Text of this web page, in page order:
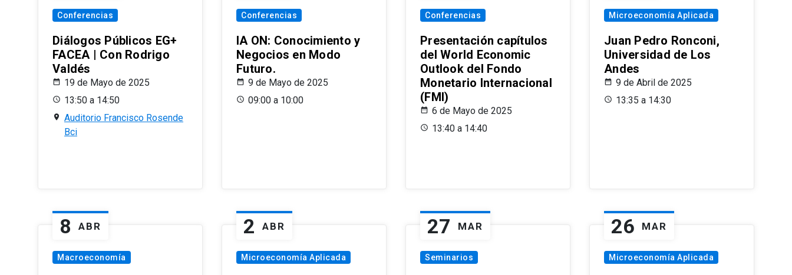
Conferencias
Diálogos Públicos EG+
FACEA | Con Rodrigo
Valdés
19 de Mayo de 2025
13:50 a 14:50
Auditorio Francisco Rosende
Bci
Conferencias
IA ON: Conocimiento y
Negocios en Modo
Futuro.
9 de Mayo de 2025
09:00 a 10:00
Conferencias
Presentación capítulos
del World Economic
Outlook del Fondo
Monetario Internacional
(FMI)
6 de Mayo de 2025
13:40 a 14:40
Microeconomía Aplicada
Juan Pedro Ronconi,
Universidad de Los
Andes
9 de Abril de 2025
13:35 a 14:30
8 ABR
Macroeconomía
2 ABR
Microeconomía Aplicada
27 MAR
Seminarios
26 MAR
Microeconomía Aplicada